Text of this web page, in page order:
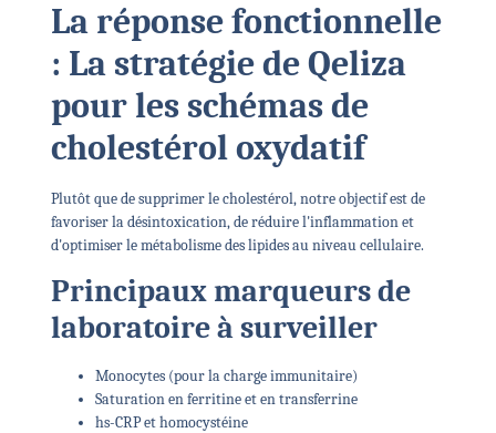
La réponse fonctionnelle
: La stratégie de Qeliza
pour les schémas de
cholestérol oxydatif
Plutôt que de supprimer le cholestérol, notre objectif est de
favoriser la désintoxication, de réduire l'inflammation et
d'optimiser le métabolisme des lipides au niveau cellulaire.
Principaux marqueurs de
laboratoire à surveiller
Monocytes (pour la charge immunitaire)
Saturation en ferritine et en transferrine
hs-CRP et homocystéine